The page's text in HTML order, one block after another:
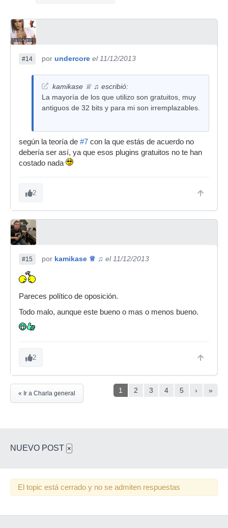
#14 por undercore el 11/12/2013
kamikase ♕ ♫ escribió:
La mayoría de los que utilizo son gratuitos, muy
antiguos de 32 bits y para mi son irremplazables.
según la teoría de #7 con la que estás de acuerdo no
debería ser así, ya que esos plugins gratuitos no te han
costado nada
2
#15 por kamikase ♕ ♫ el 11/12/2013
Pareces político de oposición.
Todo malo, aunque este bueno o mas o menos bueno.
2
1 2 3 4 5 › »
« Ir a Charla general
NUEVO POST ×
El topic está cerrado y no se admiten respuestas